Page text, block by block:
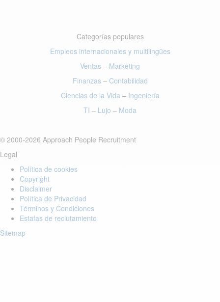
Categorías populares
Empleos internacionales y multilingües
Ventas – Marketing
Finanzas– Contabilidad
Ciencias de la Vida– Ingeniería
TI – Lujo – Moda
© 2000-2026 Approach People Recruitment
Legal
Política de cookies
Copyright
Disclaimer
Política de Privacidad
Términos y Condiciones
Estafas de reclutamiento
Sitemap